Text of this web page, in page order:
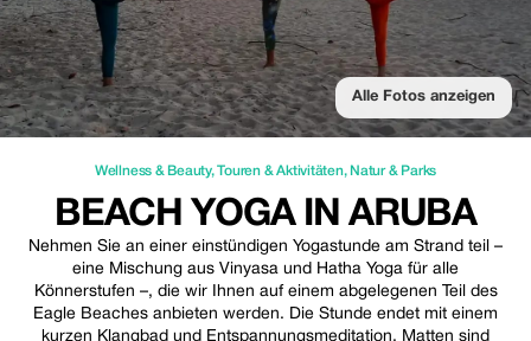
Alle Fotos anzeigen
Wellness & Beauty,Touren & Aktivitäten, Natur & Parks
BEACH YOGA IN ARUBA
Nehmen Sie an einer einstündigen Yogastunde am Strand teil –
eine Mischung aus Vinyasa und Hatha Yoga für alle
Könnerstufen –, die wir Ihnen auf einem abgelegenen Teil des
Eagle Beaches anbieten werden. Die Stunde endet mit einem
kurzen Klangbad und Entspannungsmeditation. Matten sind